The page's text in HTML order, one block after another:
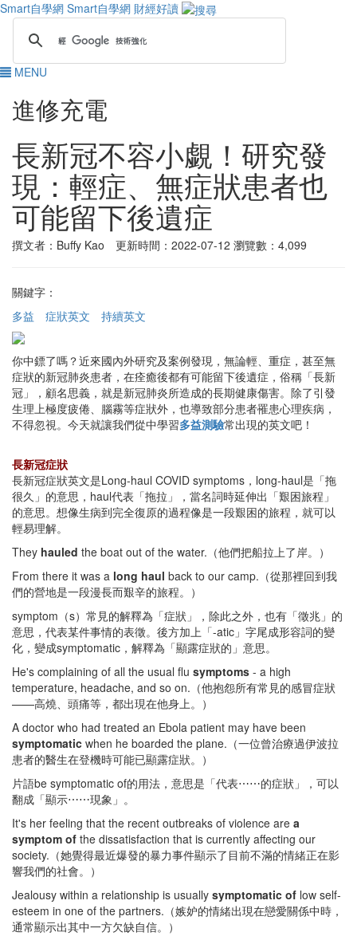
Smart自學網 Smart自學網 財經好讀
MENU
進修充電
長新冠不容小覷！研究發
現：輕症、無症狀患者也
可能留下後遺症
撰文者：Buffy Kao 更新時間：2022-07-12 瀏覽數：4,099
關鍵字：
多益
症狀英文 持續英文
你中鏢了嗎？近來國內外研究及案例發現，無論輕、重症，甚至無
症狀的新冠肺炎患者，在痊癒後都有可能留下後遺症，俗稱「長新
冠」，顧名思義，就是新冠肺炎所造成的長期健康傷害。除了引發
生理上極度疲倦、腦霧等症狀外，也導致部分患者罹患心理疾病，
不得忽視。今天就讓我們從中學習多益測驗常出現的英文吧！
長新冠症狀
長新冠症狀英文是Long-haul COVID symptoms，long-haul是「拖
很久」的意思，haul代表「拖拉」，當名詞時延伸出「艱困旅程」
的意思。想像生病到完全復原的過程像是一段艱困的旅程，就可以
輕易理解。
They hauled the boat out of the water.（他們把船拉上了岸。）
From there it was a long haul back to our camp.（從那裡回到我
們的營地是一段漫長而艱辛的旅程。）
symptom（s）常見的解釋為「症狀」，除此之外，也有「徵兆」的
意思，代表某件事情的表徵。後方加上「-atic」字尾成形容詞的變
化，變成symptomatic，解釋為「顯露症狀的」意思。
He's complaining of all the usual flu symptoms - a high
temperature, headache, and so on.（他抱怨所有常見的感冒症狀
——高燒、頭痛等，都出現在他身上。）
A doctor who had treated an Ebola patient may have been
symptomatic when he boarded the plane.（一位曾治療過伊波拉
患者的醫生在登機時可能已顯露症狀。）
片語be symptomatic of的用法，意思是「代表⋯⋯的症狀」，可以
翻成「顯示⋯⋯現象」。
It's her feeling that the recent outbreaks of violence are a
symptom of the dissatisfaction that is currently affecting our
society.（她覺得最近爆發的暴力事件顯示了目前不滿的情緒正在影
響我們的社會。）
Jealousy within a relationship is usually symptomatic of low self-
esteem in one of the partners.（嫉妒的情緒出現在戀愛關係中時，
通常顯示出其中一方欠缺自信。）